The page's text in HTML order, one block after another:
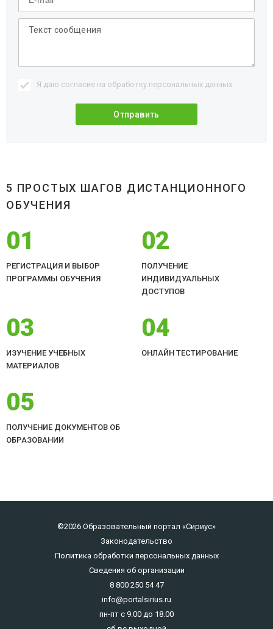
Я даю согласие на обработку персональных данных
5 ПРОСТЫХ ШАГОВ ДИСТАНЦИОННОГО
ОБУЧЕНИЯ
01
РЕГИСТРАЦИЯ И ВЫБОР
ПРОГРАММЫ ОБУЧЕНИЯ
02
ПОЛУЧЕНИЕ
ИНДИВИДУАЛЬНЫХ
ДОСТУПОВ
03
ИЗУЧЕНИЕ УЧЕБНЫХ
МАТЕРИАЛОВ
04
ОНЛАЙН ТЕСТИРОВАНИЕ
05
ПОЛУЧЕНИЕ ДОКУМЕНТОВ ОБ
ОБРАЗОВАНИИ
©2026 Образовательный портал «Сириус»
Законодательство
Политика обработки персональных данных
Сведения об организации
8 800 250 54 47
info@portalsirius.ru
пн-пт с 9.00 до 18.00